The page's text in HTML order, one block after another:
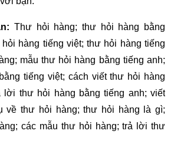
Thư hỏi hàng; thư hỏi hàng bằng
hàng tiếng việt; thư hỏi hàng tiếng
mẫu thư hỏi hàng bằng tiếng anh;
tiếng việt; cách viết thư hỏi hàng
lời thư hỏi hàng bằng tiếng anh; viết
về thư hỏi hàng; thư hỏi hàng là gì;
các mẫu thư hỏi hàng; trả lời thư